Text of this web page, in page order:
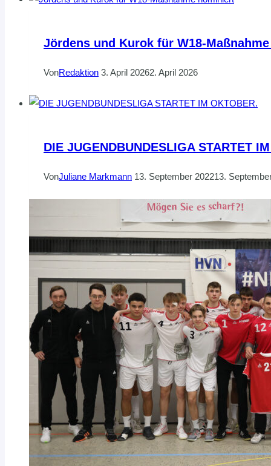
Jördens und Kurok für W18-
VonRedaktion 3. April 20262. April 2026
DIE JUGENDBUNDESLIGA STARTET
VonJuliane Markmann 13. September 202213.